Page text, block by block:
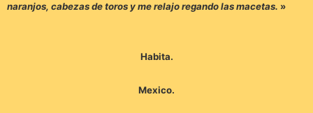
naranjos, cabezas de toros y me relajo regando las macetas. »
Habita.
Mexico.